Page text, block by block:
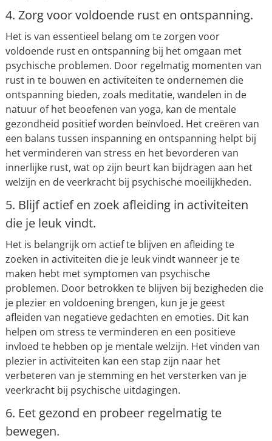
4. Zorg voor voldoende rust en ontspanning.
Het is van essentieel belang om te zorgen voor
voldoende rust en ontspanning bij het omgaan met
psychische problemen. Door regelmatig momenten van
rust in te bouwen en activiteiten te ondernemen die
ontspanning bieden, zoals meditatie, wandelen in de
natuur of het beoefenen van yoga, kan de mentale
gezondheid positief worden beïnvloed. Het creëren van
een balans tussen inspanning en ontspanning helpt bij
het verminderen van stress en het bevorderen van
innerlijke rust, wat op zijn beurt kan bijdragen aan het
welzijn en de veerkracht bij psychische moeilijkheden.
5. Blijf actief en zoek afleiding in activiteiten
die je leuk vindt.
Het is belangrijk om actief te blijven en afleiding te
zoeken in activiteiten die je leuk vindt wanneer je te
maken hebt met symptomen van psychische
problemen. Door betrokken te blijven bij bezigheden die
je plezier en voldoening brengen, kun je je geest
afleiden van negatieve gedachten en emoties. Dit kan
helpen om stress te verminderen en een positieve
invloed te hebben op je mentale welzijn. Het vinden van
plezier in activiteiten kan een stap zijn naar het
verbeteren van je stemming en het versterken van je
veerkracht bij psychische uitdagingen.
6. Eet gezond en probeer regelmatig te
bewegen.